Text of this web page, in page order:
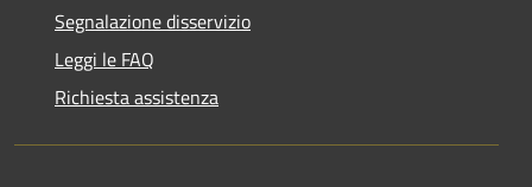
Segnalazione disservizio
Leggi le FAQ
Richiesta assistenza